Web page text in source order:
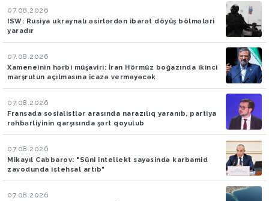
07.08.2026
ISW: Rusiya ukraynalı əsirlərdən ibarət döyüş bölmələri
yaradır
07.08.2026
Xameneinin hərbi müşaviri: İran Hörmüz boğazında ikinci
marşrutun açılmasına icazə verməyəcək
07.08.2026
Fransada sosialistlər arasında narazılıq yaranıb, partiya
rəhbərliyinin qarşısında şərt qoyulub
07.08.2026
Mikayıl Cabbarov: "Süni intellekt sayəsində karbamid
zavodunda istehsal artıb"
07.08.2026